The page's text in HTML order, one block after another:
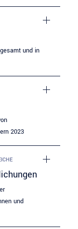
und in
2023
und